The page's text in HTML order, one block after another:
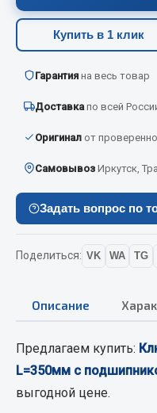
МЕТИЗЫ
Гайки
Кольца стопорные
Пружины
Хомуты
Соединительные
Адаптеры и переходники
Купить в 1 клик
Гарантия на весь товар
Доставка по всей
Оригинал от
Самовывоз Иркутск,
Задать вопрос по
Поделиться: VK WA TG
Описание
Предлагаем купить:
L=350мм с
выгодной цене.